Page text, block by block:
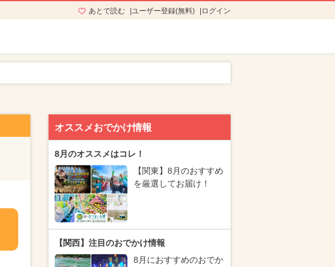
あとで読む ユーザー登録(無料) ログイン
オススメおでかけ情報
8月のオススメはコレ！
【関東】8月のおすすめ
を厳選してお届け！
【関西】注目のおでかけ情報
8月におすすめのおでか